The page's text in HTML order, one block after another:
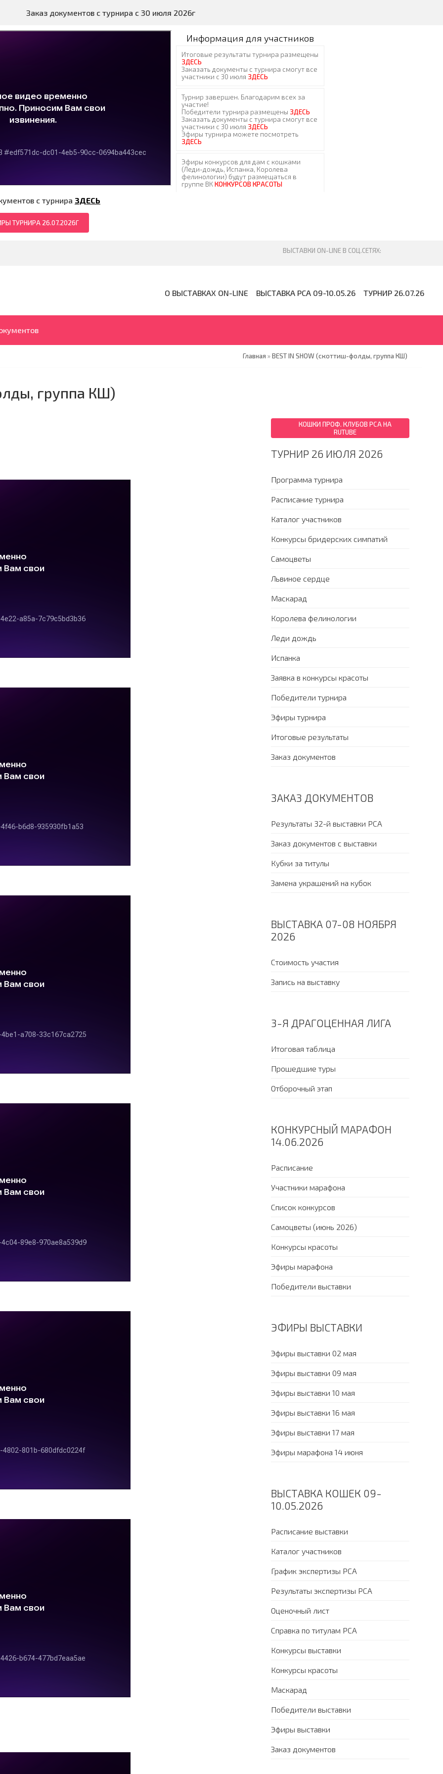
Заказ документов с турнира с 30 июля 2026г
с турнира ЗДЕСЬ
ТУРНИРА 26.07.2026Г
Информация для участников
О ВЫСТАВКАХ ON-LINE ВЫСТАВКА PCA 09-10.05.26 ТУРНИР 26.07.26
Главная »BEST IN SHOW (скоттиш-фолды, группа КШ)
группа КШ)
КОШКИ ПРОФ. КЛУБОВ PCA НА
RUTUBE
ТУРНИР 26 ИЮЛЯ 2026
Программа турнира
Расписание турнира
Каталог участников
Конкурсы бридерских симпатий
Самоцветы
Львиное сердце
Маскарад
Королева фелинологии
Леди дождь
Испанка
Заявка в конкурсы красоты
Победители турнира
Эфиры турнира
Итоговые результаты
Заказ документов
ЗАКАЗ ДОКУМЕНТОВ
Результаты 32-й выставки PCA
Заказ документов с выставки
Кубки за титулы
Замена украшений на кубок
ВЫСТАВКА 07-08 НОЯБРЯ
2026
Стоимость участия
Запись на выставку
3-Я ДРАГОЦЕННАЯ ЛИГА
Итоговая таблица
Прошедшие туры
Отборочный этап
КОНКУРСНЫЙ МАРАФОН
14.06.2026
Расписание
Участники марафона
Список конкурсов
Самоцветы (июнь 2026)
Конкурсы красоты
Эфиры марафона
Победители выставки
ЭФИРЫ ВЫСТАВКИ
Эфиры выставки 02 мая
Эфиры выставки 09 мая
Эфиры выставки 10 мая
Эфиры выставки 16 мая
Эфиры выставки 17 мая
Эфиры марафона 14 июня
ВЫСТАВКА КОШЕК 09-
10.05.2026
Расписание выставки
Каталог участников
График экспертизы PCA
Результаты экспертизы PCA
Оценочный лист
Справка по титулам PCA
Конкурсы выставки
Конкурсы красоты
Маскарад
Победители выставки
Эфиры выставки
Заказ документов